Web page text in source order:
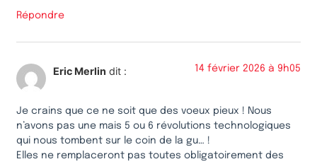
Répondre
Eric Merlin dit : 14 février 2026 à 9h05
Je crains que ce ne soit que des voeux pieux ! Nous
n’avons pas une mais 5 ou 6 révolutions technologiques
qui nous tombent sur le coin de la gu… !
Elles ne remplaceront pas toutes obligatoirement des